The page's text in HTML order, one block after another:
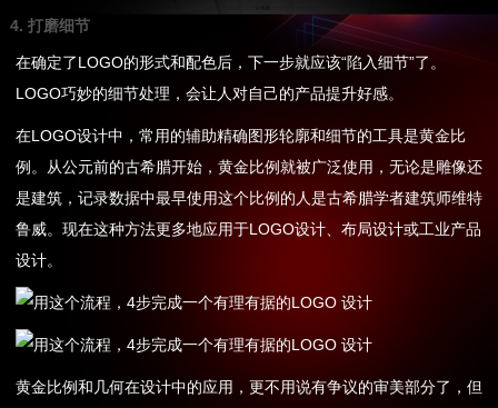
4. 打磨细节
在确定了LOGO的形式和配色后，下一步就应该“陷入细节”了。
LOGO巧妙的细节处理，会让人对自己的产品提升好感。
在LOGO设计中，常用的辅助精确图形轮廓和细节的工具是黄金比
例。从公元前的古希腊开始，黄金比例就被广泛使用，无论是雕像还
是建筑，记录数据中最早使用这个比例的人是古希腊学者建筑师维特
鲁威。现在这种方法更多地应用于LOGO设计、布局设计或工业产品
设计。
黄金比例和几何在设计中的应用，更不用说有争议的审美部分了，但